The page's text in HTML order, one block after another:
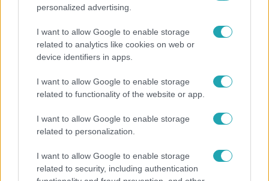
personalized advertising.
I want to allow Google to enable storage
related to analytics like cookies on web or
device identifiers in apps.
I want to allow Google to enable storage
related to functionality of the website or app.
I want to allow Google to enable storage
related to personalization.
I want to allow Google to enable storage
related to security, including authentication
Életmód
Minden nyáron ezt a receptet keresik: így lesz
tökéletes a kovászos uborka